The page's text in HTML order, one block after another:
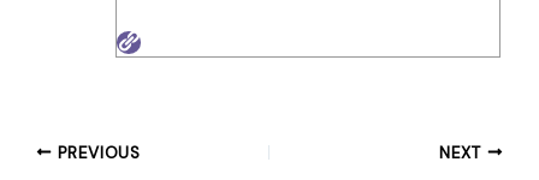
PREVIOUS NEXT